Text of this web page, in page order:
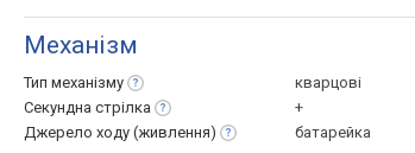
Механізм
Тип механізму
кварцові
Секундна стрілка
+
Джерело ходу (живлення) батарейка